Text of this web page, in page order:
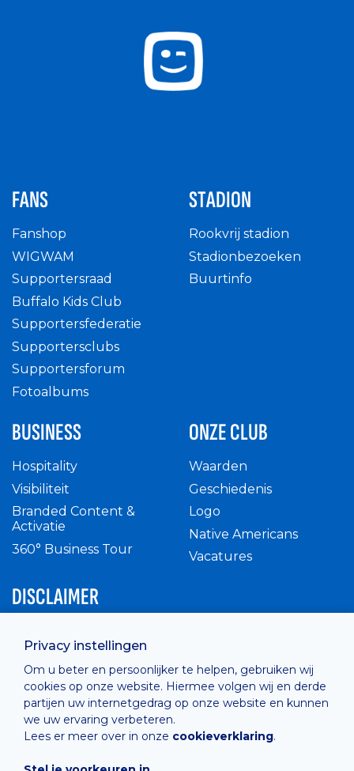
Privacy instellingen
Om u beter en persoonlijker te helpen, gebruiken wij
cookies op onze website. Hiermee volgen wij en derde
partijen uw internetgedrag op onze website en kunnen
we uw ervaring verbeteren.
Lees er meer over in onze cookieverklaring.
FANS
Fanshop
WIGWAM
Supportersraad
Buffalo Kids Club
Supportersfederatie
Supportersclubs
Supportersforum
Fotoalbums
STADION
Rookvrij stadion
Stadionbezoeken
Buurtinfo
BUSINESS
Hospitality
Visibiliteit
Branded Content &
Activatie
360° Business Tour
ONZE CLUB
Waarden
Geschiedenis
Logo
Native Americans
Vacatures
DISCLAIMER
Privacy Policy
Cashless
verkoopsvoorwaarden
Cookie Policy